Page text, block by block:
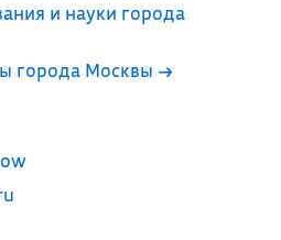
и науки города
города Москвы →